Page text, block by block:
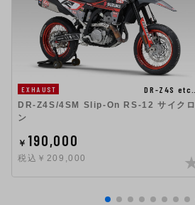
EXHAUST
DR-Z4S etc…
DR-Z4S/4SM Slip-On RS-12 サイクロ
ン
￥ 190,000
税込￥209,000